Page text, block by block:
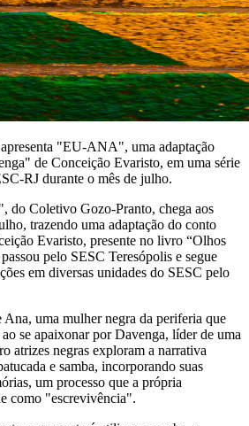
"EU-ANA", uma adaptação
de Conceição Evaristo, em uma série
RJ durante o mês de julho.
Coletivo Gozo-Pranto, chega aos
trazendo uma adaptação do conto
Evaristo, presente no livro “Olhos
pelo SESC Teresópolis e segue
em diversas unidades do SESC pelo
Ana, uma mulher negra da periferia que
se apaixonar por Davenga, líder de uma
atrizes negras exploram a narrativa
e samba, incorporando suas
um processo que a própria
como "escrevivência".